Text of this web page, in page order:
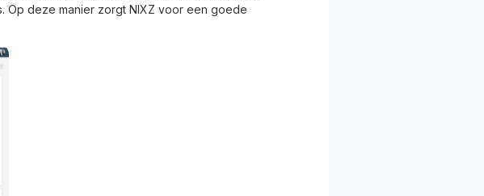
Op deze manier zorgt NIXZ voor een goede